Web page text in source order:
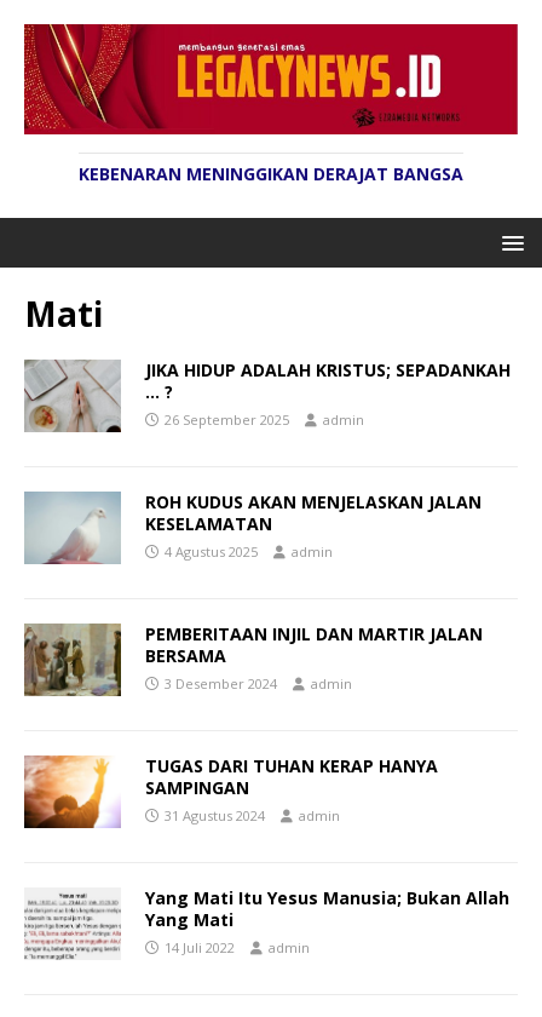
KEBENARAN MENINGGIKAN DERAJAT BANGSA
Mati
JIKA HIDUP ADALAH KRISTUS; SEPADANKAH
… ?
26 September 2025 admin
ROH KUDUS AKAN MENJELASKAN JALAN
KESELAMATAN
4 Agustus 2025 admin
PEMBERITAAN INJIL DAN MARTIR JALAN
BERSAMA
3 Desember 2024 admin
TUGAS DARI TUHAN KERAP HANYA
SAMPINGAN
31 Agustus 2024 admin
Yang Mati Itu Yesus Manusia; Bukan Allah
Yang Mati
14 Juli 2022 admin